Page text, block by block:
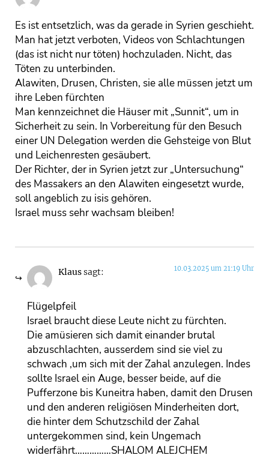
Es ist entsetzlich, was da gerade in Syrien geschieht.
Man hat jetzt verboten, Videos von Schlachtungen
(das ist nicht nur töten) hochzuladen. Nicht, das
Töten zu unterbinden.
Alawiten, Drusen, Christen, sie alle müssen jetzt um
ihre Leben fürchten
Man kennzeichnet die Häuser mit „Sunnit“, um in
Sicherheit zu sein. In Vorbereitung für den Besuch
einer UN Delegation werden die Gehsteige von Blut
und Leichenresten gesäubert.
Der Richter, der in Syrien jetzt zur „Untersuchung“
des Massakers an den Alawiten eingesetzt wurde,
soll angeblich zu isis gehören.
Israel muss sehr wachsam bleiben!
Klaussagt: 10.03.2025 um 21:19 Uhr
Flügelpfeil
Israel braucht diese Leute nicht zu fürchten.
Die amüsieren sich damit einander brutal
abzuschlachten, ausserdem sind sie viel zu
schwach ,um sich mit der Zahal anzulegen. Indes
sollte Israel ein Auge, besser beide, auf die
Pufferzone bis Kuneitra haben, damit den Drusen
und den anderen religiösen Minderheiten dort,
die hinter dem Schutzschild der Zahal
untergekommen sind, kein Ungemach
widerfährt……………SHALOM ALEJCHEM